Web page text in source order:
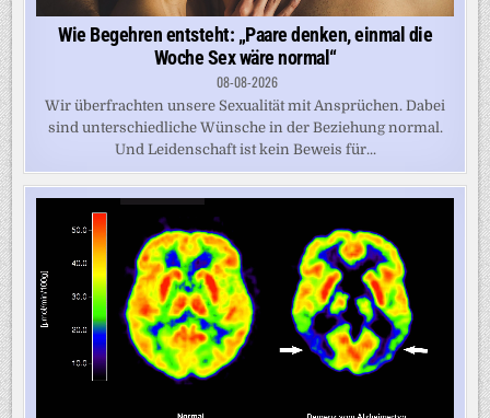
Wie Begehren entsteht: „Paare denken, einmal die
Woche Sex wäre normal“
08-08-2026
Wir überfrachten unsere Sexualität mit Ansprüchen. Dabei
sind unterschiedliche Wünsche in der Beziehung normal.
Und Leidenschaft ist kein Beweis für...